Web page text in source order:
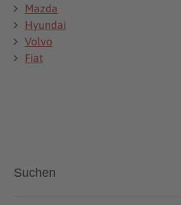
Mazda
Hyundai
Volvo
Fiat
Suchen